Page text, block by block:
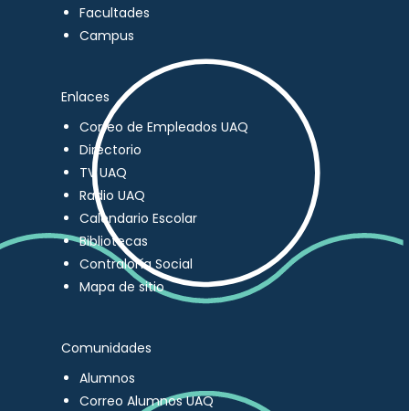
Facultades
Campus
Enlaces
Correo de Empleados UAQ
Directorio
TV UAQ
Radio UAQ
Calendario Escolar
Bibliotecas
Contraloría Social
Mapa de sitio
Comunidades
Alumnos
Correo Alumnos UAQ